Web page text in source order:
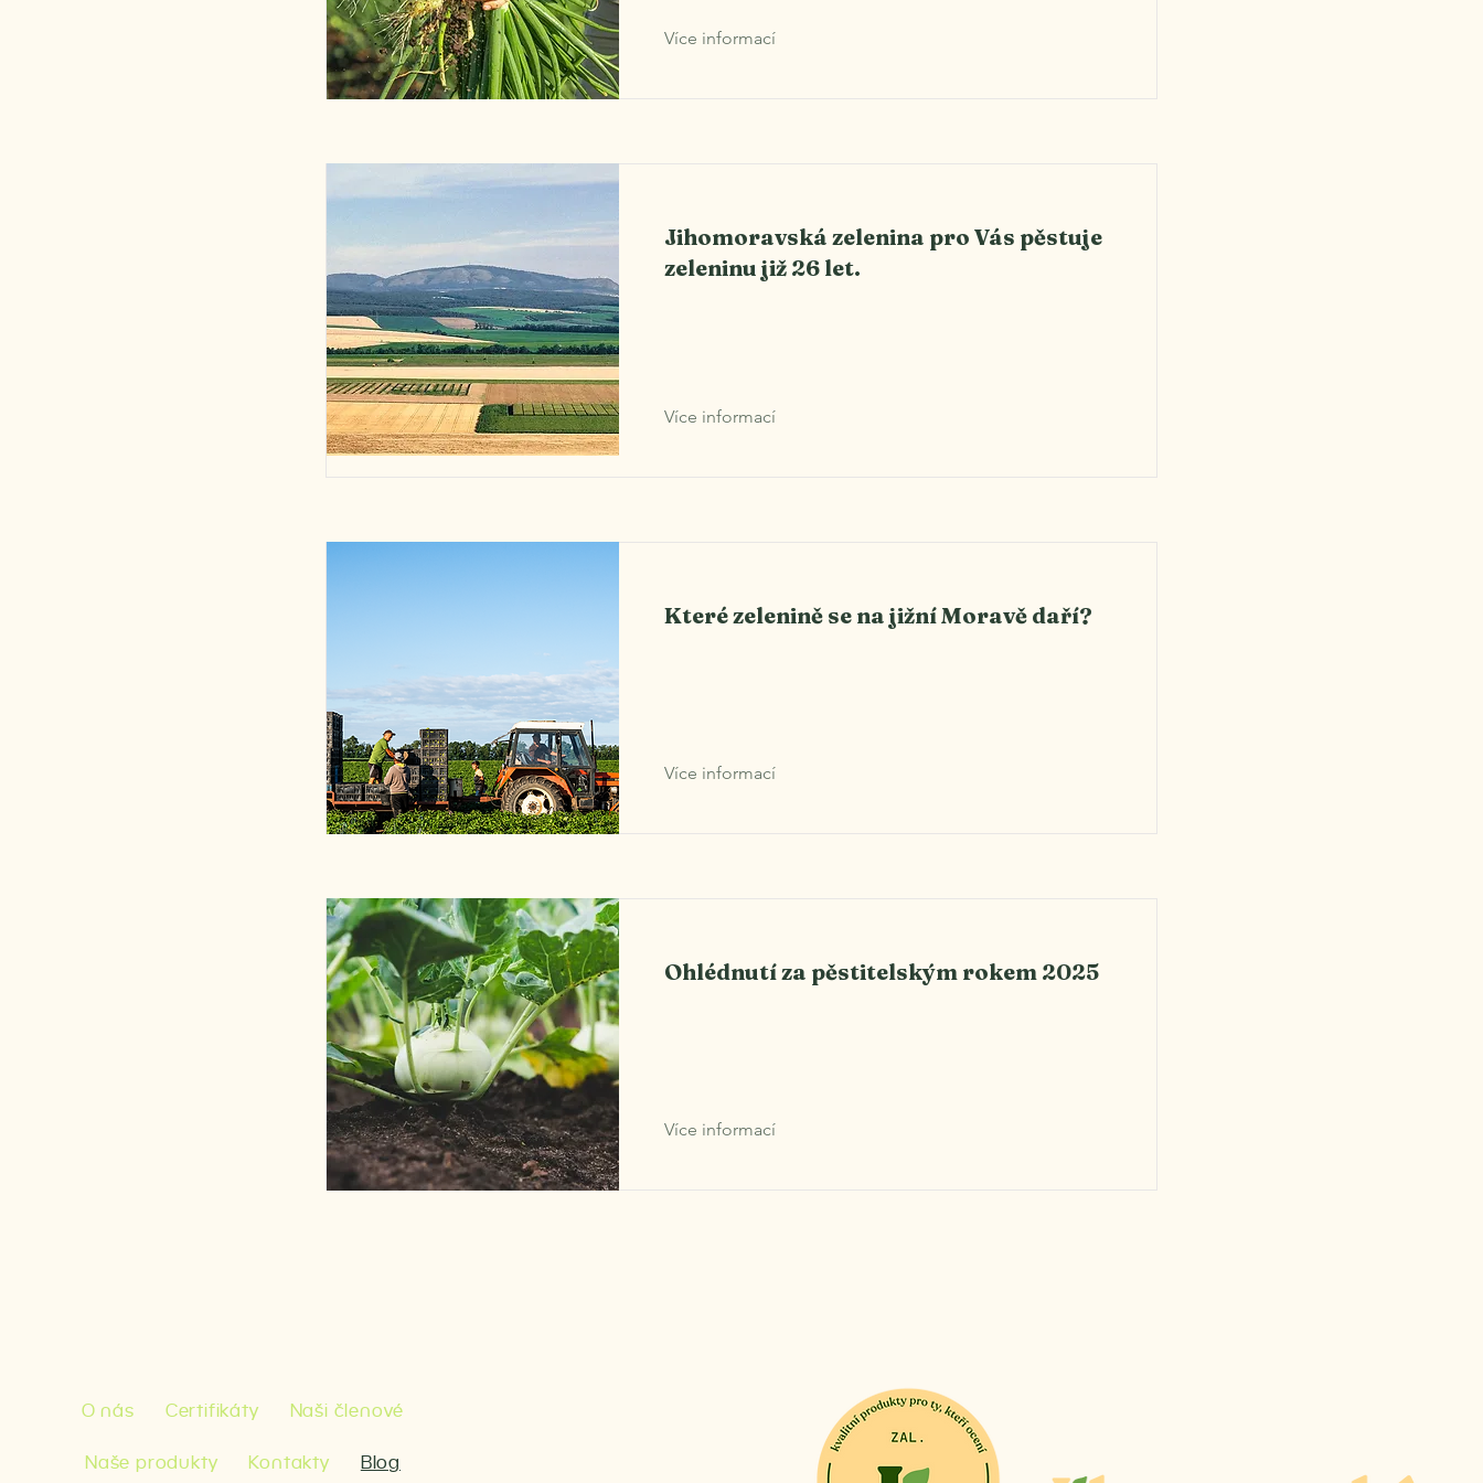
Více informací
Jihomoravská zelenina pro Vás pěstuje
zeleninu již 26 let.
Více informací
Které zelenině se na jižní Moravě daří?
Více informací
Ohlédnutí za pěstitelským rokem 2025
Více informací
O nás Certifikáty Naši členové
Naše produkty Kontakty Blog